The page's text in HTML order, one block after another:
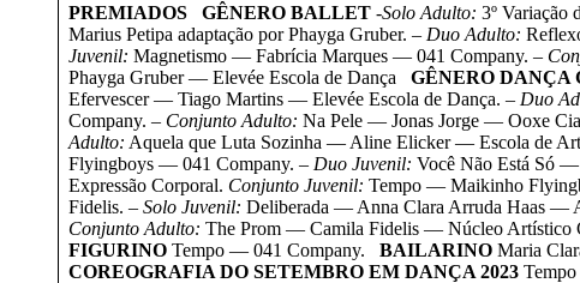
PREMIADOS GÊNERO BALLET -Solo Adulto: 3º Variação
Marius Petipa adaptação por Phayga Gruber. – Duo Adulto:
Juvenil: Magnetismo — Fabrícia Marques — 041 Company. –
Phayga Gruber — Elevée Escola de Dança GÊNERO DANÇA
Efervescer — Tiago Martins — Elevée Escola de Dança. – Duo
Company. – Conjunto Adulto: Na Pele — Jonas Jorge — Ooxe
Adulto: Aquela que Luta Sozinha — Aline Elicker — Escola de
Flyingboys — 041 Company. – Duo Juvenil: Você Não Está Só
Expressão Corporal. Conjunto Juvenil: Tempo — Maikinho
Fidelis. – Solo Juvenil: Deliberada — Anna Clara Arruda Haas —
Conjunto Adulto: The Prom — Camila Fidelis — Núcleo Artístico
FIGURINO Tempo — 041 Company. BAILARINO Maria
COREOGRAFIA DO SETEMBRO EM DANÇA 2023